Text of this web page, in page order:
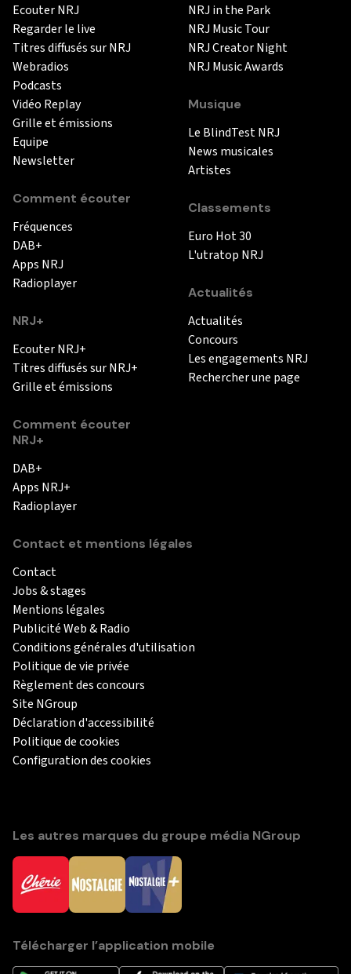
Ecouter NRJ
Regarder le live
Titres diffusés sur NRJ
Webradios
Podcasts
Vidéo Replay
Grille et émissions
Equipe
Newsletter
Comment écouter
Fréquences
DAB+
Apps NRJ
Radioplayer
NRJ+
Ecouter NRJ+
Titres diffusés sur NRJ+
Grille et émissions
Comment écouter
NRJ+
DAB+
Apps NRJ+
Radioplayer
NRJ in the Park
NRJ Music Tour
NRJ Creator Night
NRJ Music Awards
Musique
Le BlindTest NRJ
News musicales
Artistes
Classements
Euro Hot 30
L'utratop NRJ
Actualités
Actualités
Concours
Les engagements NRJ
Rechercher une page
Contact et mentions légales
Contact
Jobs & stages
Mentions légales
Publicité Web & Radio
Conditions générales d'utilisation
Politique de vie privée
Règlement des concours
Site NGroup
Déclaration d'accessibilité
Politique de cookies
Configuration des cookies
Les autres marques du groupe média NGroup
Télécharger l’application mobile